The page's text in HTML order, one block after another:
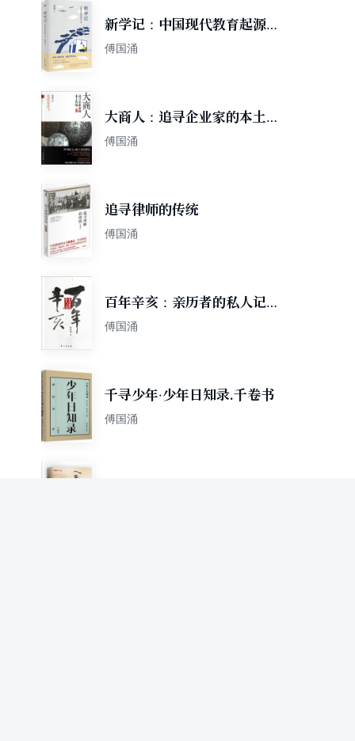
新学记：中国现代教育起源八
讲
傅国涌
大商人：追寻企业家的本土传
统
傅国涌
追寻律师的传统
傅国涌
百年辛亥：亲历者的私人记录
（上册）
傅国涌
千寻少年·少年日知录.千卷书
傅国涌